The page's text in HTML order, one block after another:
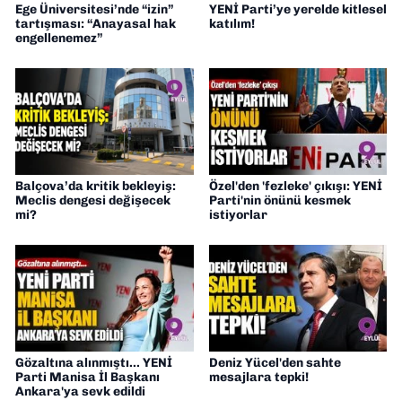
Ege Üniversitesi’nde “izin”
tartışması: “Anayasal hak
engellenemez”
YENİ Parti’ye yerelde kitlesel
katılım!
Balçova’da kritik bekleyiş:
Meclis dengesi değişecek
mi?
Özel'den 'fezleke' çıkışı: YENİ
Parti'nin önünü kesmek
istiyorlar
Gözaltına alınmıştı... YENİ
Parti Manisa İl Başkanı
Ankara'ya sevk edildi
Deniz Yücel'den sahte
mesajlara tepki!